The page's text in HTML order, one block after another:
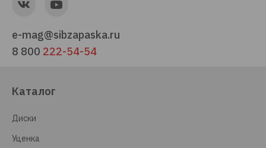
e-mag@sibzapaska.ru
8 800 222-54-54
Каталог
Диски
Уценка